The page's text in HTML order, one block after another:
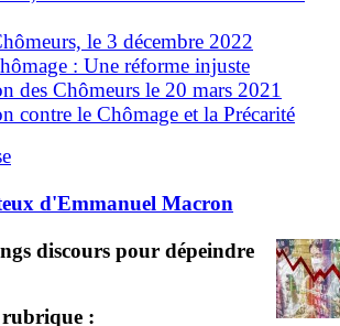
le 3 décembre 2022
: Une réforme injuste
des Chômeurs le 20 mars 2021
contre le Chômage et la Précarité
d'Emmanuel Macron
discours pour dépeindre
rubrique :